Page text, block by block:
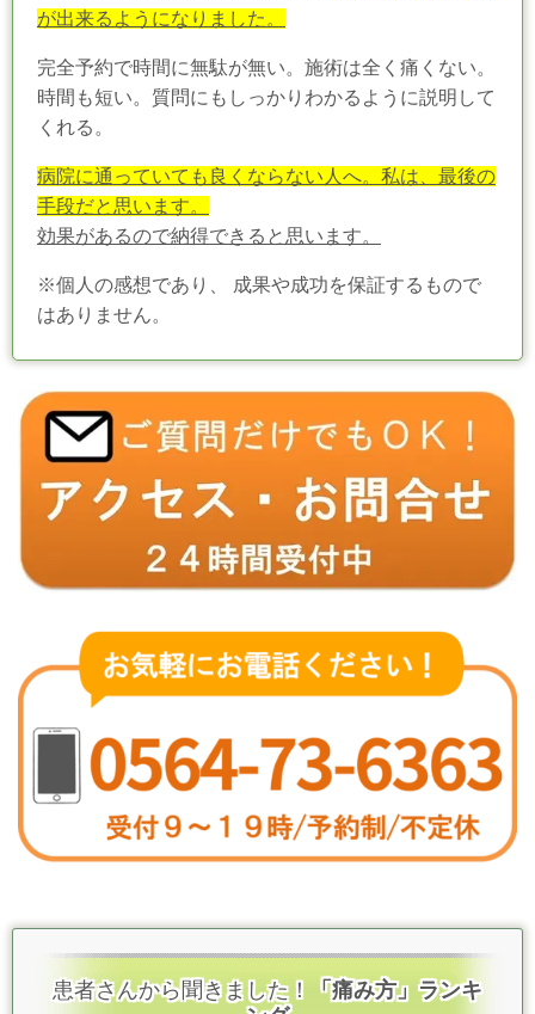
が出来るようになりました。
完全予約で時間に無駄が無い。施術は全く痛くない。
時間も短い。質問にもしっかりわかるように説明して
くれる。
病院に通っていても良くならない人へ。 私は、最後の
手段だと思います。
効果があるので納得できると思います。
※個人の感想であり、 成果や成功を保証するもので
はありません。
患者さんから聞きました！
「痛み方」ランキ